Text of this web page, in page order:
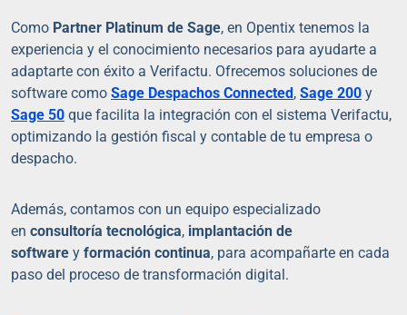
Como Partner Platinum de Sage, en Opentix tenemos la
experiencia y el conocimiento necesarios para ayudarte a
adaptarte con éxito a Verifactu. Ofrecemos soluciones de
software como Sage Despachos Connected, Sage 200 y
Sage 50 que facilita la integración con el sistema Verifactu,
optimizando la gestión fiscal y contable de tu empresa o
despacho.
Además, contamos con un equipo especializado
en consultoría tecnológica, implantación de
software y formación continua, para acompañarte en cada
paso del proceso de transformación digital.